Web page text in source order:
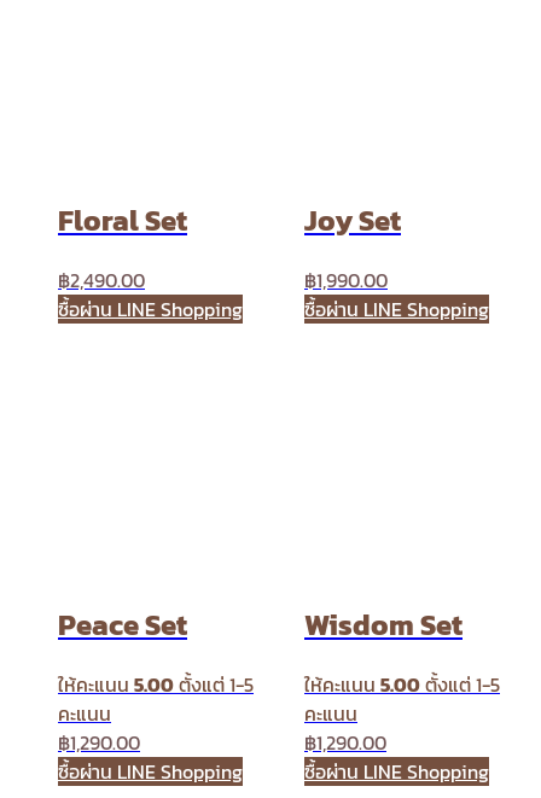
Floral Set
฿2,490.00
ซื้อผ่าน LINE Shopping
Joy Set
฿1,990.00
ซื้อผ่าน LINE Shopping
Peace Set
ให้คะแนน 5.00ตั้งแต่ 1-5
คะแนน
฿1,290.00
ซื้อผ่าน LINE Shopping
Wisdom Set
ให้คะแนน 5.00ตั้งแต่ 1-5
คะแนน
฿1,290.00
ซื้อผ่าน LINE Shopping